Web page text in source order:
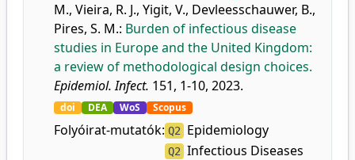
M., Vieira, R. J., Yigit, V., Devleesschauwer, B.,
Pires, S. M.: Burden of infectious disease
studies in Europe and the United Kingdom:
a review of methodological design choices.
Epidemiol. Infect. 151, 1-10, 2023.
doi DEA WoS Scopus
Folyóirat-mutatók: Q2 Epidemiology
Q2 Infectious Diseases